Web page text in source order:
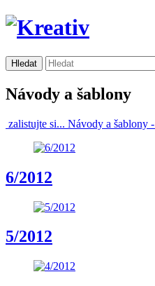
Návody a šablony
zalistujte si... Návody a šablony -
6/2012
5/2012